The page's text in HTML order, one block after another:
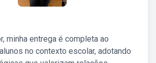
minha entrega é completa ao
no contexto escolar, adotando